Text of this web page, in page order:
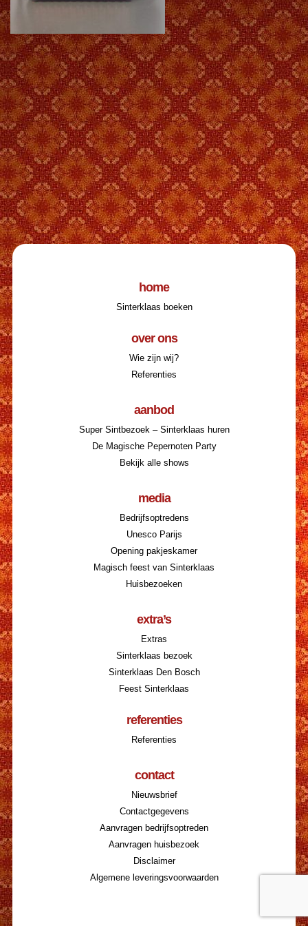
home
Sinterklaas boeken
over ons
Wie zijn wij?
Referenties
aanbod
Super Sintbezoek – Sinterklaas huren
De Magische Pepernoten Party
Bekijk alle shows
media
Bedrijfsoptredens
Unesco Parijs
Opening pakjeskamer
Magisch feest van Sinterklaas
Huisbezoeken
extra’s
Extras
Sinterklaas bezoek
Sinterklaas Den Bosch
Feest Sinterklaas
referenties
Referenties
contact
Nieuwsbrief
Contactgegevens
Aanvragen bedrijfsoptreden
Aanvragen huisbezoek
Disclaimer
Algemene leveringsvoorwaarden